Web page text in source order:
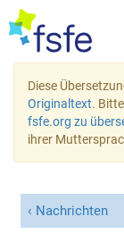
Diese
Originaltext.
fsfe.org zu
ihrer
Nachrichten